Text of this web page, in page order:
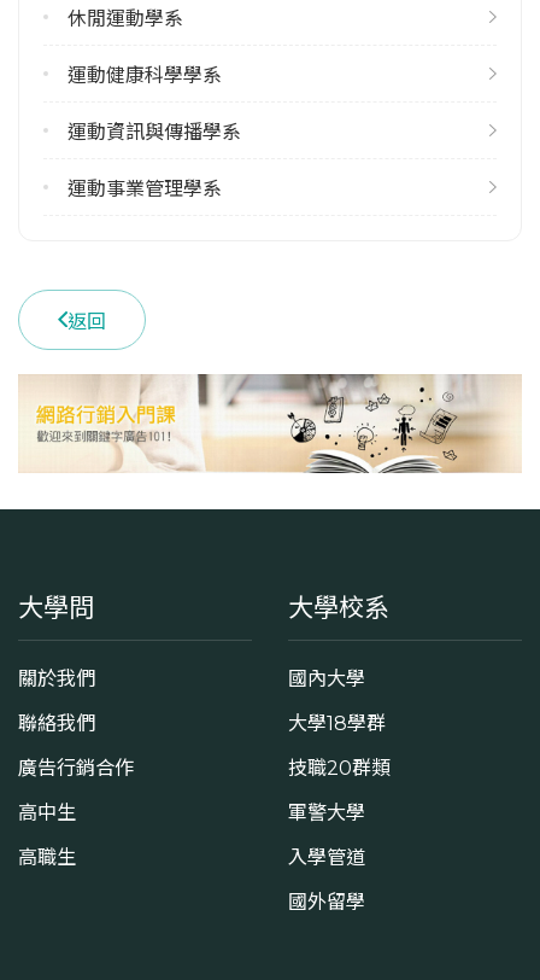
1
113學年度下學期
113學年度上學期
4
學系電話
(04)22213108 #1501
學系地址
臺中市北區雙十路一段16號
休閒運動學系
運動健康科學學系
運動資訊與傳播學系
運動事業管理學系
返回
大學問
關於我們
聯絡我們
廣告行銷合作
高中生
高職生
大學校系
國內大學
大學18學群
技職20群類
軍警大學
入學管道
國外留學